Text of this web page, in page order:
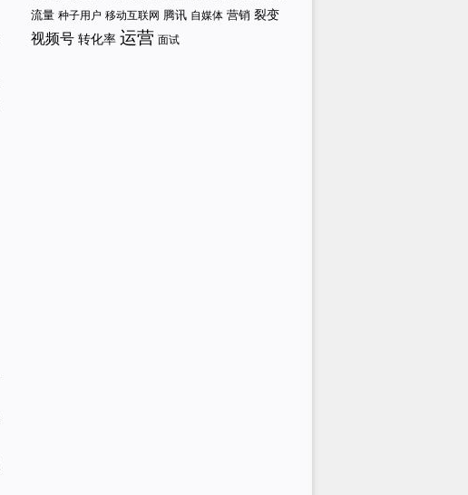
流量 种子用户 移动互联网 腾讯 自媒体 营销 裂变
视频号 转化率 运营 面试